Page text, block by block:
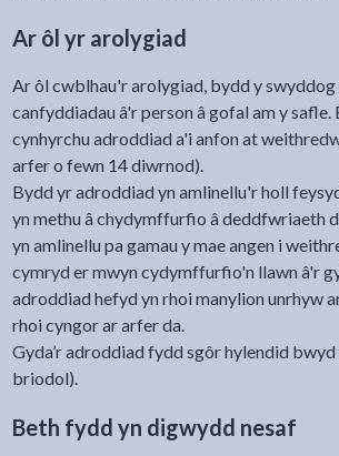
Ar ôl yr arolygiad
Ar ôl cwblhau'r arolygiad, bydd y
canfyddiadau â'r person â gofal am y safle.
cynhyrchu adroddiad a'i anfon at
arfer o fewn 14 diwrnod).
Bydd yr adroddiad yn amlinellu'r holl
yn methu â chydymffurfio â deddfwriaeth
yn amlinellu pa gamau y mae angen i
cymryd er mwyn cydymffurfio'n llawn â'r
adroddiad hefyd yn rhoi manylion unrhyw
rhoi cyngor ar arfer da.
Gyda’r adroddiad fydd sgôr hylendid bwyd
briodol).
Beth fydd yn digwydd nesaf